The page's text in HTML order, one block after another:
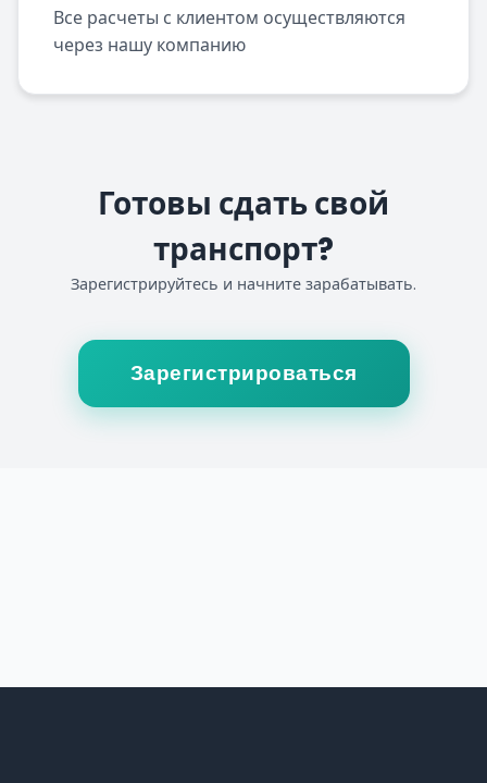
Все расчеты с клиентом осуществляются
через нашу компанию
Готовы сдать свой
транспорт?
Зарегистрируйтесь и начните зарабатывать.
Зарегистрироваться